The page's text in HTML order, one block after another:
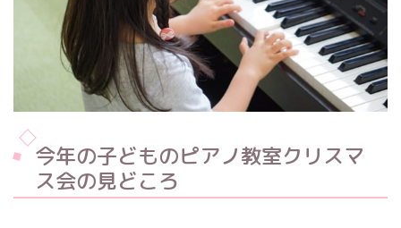
今年の子どものピアノ教室クリスマ
ス会の見どころ